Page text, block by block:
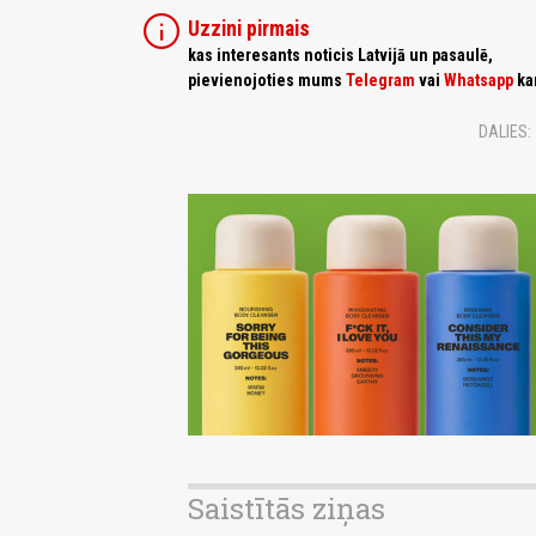
info Uzzini pirmais
kas interesants noticis Latvijā un pasaulē,
pievienojoties mums Telegram vai Whatsapp
DALIES:
Saistītās ziņas